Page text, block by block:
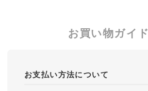
お買い物ガイド
お支払い方法について